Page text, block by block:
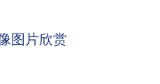
图片欣赏